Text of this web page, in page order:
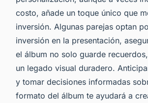
costo, añade un toque único que
inversión. Algunas parejas optan
inversión en la presentación,
el álbum no solo guarde
un legado visual duradero.
y tomar decisiones informadas
formato del álbum te ayudará a